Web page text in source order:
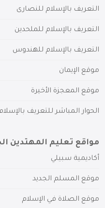
التعريف بالإسلام للنصارى
التعريف بالإسلام للملحدين
التعريف بالإسلام للهندوس
موقع الإيمان
موقع المعجزة الأخيرة
الحوار المباشر للتعريف
مواقع تعليم المهتدين
أكاديمية سبيلي
موقع المسلم الجديد
موقع الصلاة في الإسلام